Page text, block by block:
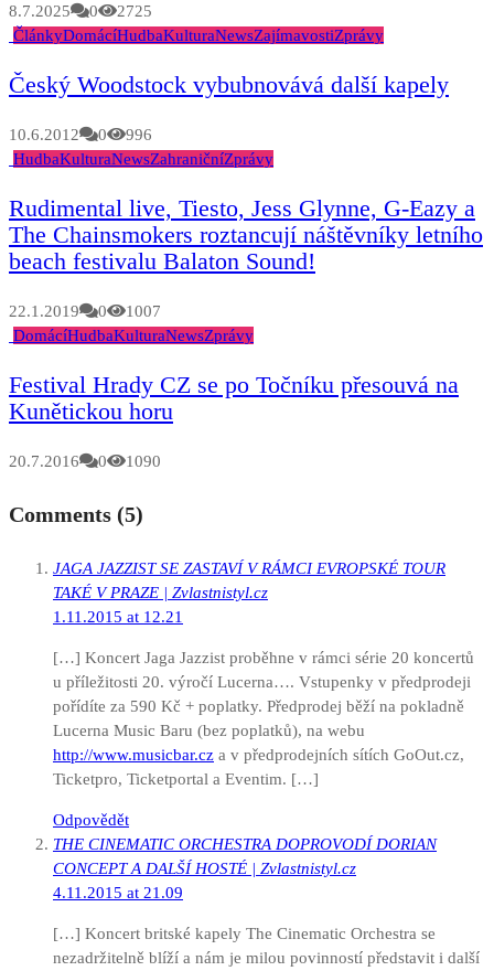
8.7.2025 0
2725
ČlánkyDomácíHudbaKulturaNewsZajímavostiZprávy
Český Woodstock vybubnovává další kapely
10.6.2012 0
996
HudbaKulturaNewsZahraničníZprávy
Rudimental live, Tiesto, Jess Glynne, G-Eazy a
The Chainsmokers roztancují náštěvníky letního
beach festivalu Balaton Sound!
22.1.2019 0
1007
DomácíHudbaKulturaNewsZprávy
Festival Hrady CZ se po Točníku přesouvá na
Kunětickou horu
20.7.2016 0 1090
Comments (5)
JAGA JAZZIST SE ZASTAVÍ V RÁMCI EVROPSKÉ TOUR
TAKÉ V PRAZE | Zvlastnistyl.cz
1.11.2015 at 12.21
[…] Koncert Jaga Jazzist proběhne v rámci série 20 koncertů
u příležitosti 20. výročí Lucerna…. Vstupenky v předprodeji
pořídíte za 590 Kč + poplatky. Předprodej běží na pokladně
Lucerna Music Baru (bez poplatků), na webu
http://www.musicbar.cz a v předprodejních sítích GoOut.cz,
Ticketpro, Ticketportal a Eventim. […]
Odpovědět
THE CINEMATIC ORCHESTRA DOPROVODÍ DORIAN
CONCEPT A DALŠÍ HOSTÉ | Zvlastnistyl.cz
4.11.2015 at 21.09
[…] Koncert britské kapely The Cinematic Orchestra se
nezadržitelně blíží a nám je milou povinností představit i další